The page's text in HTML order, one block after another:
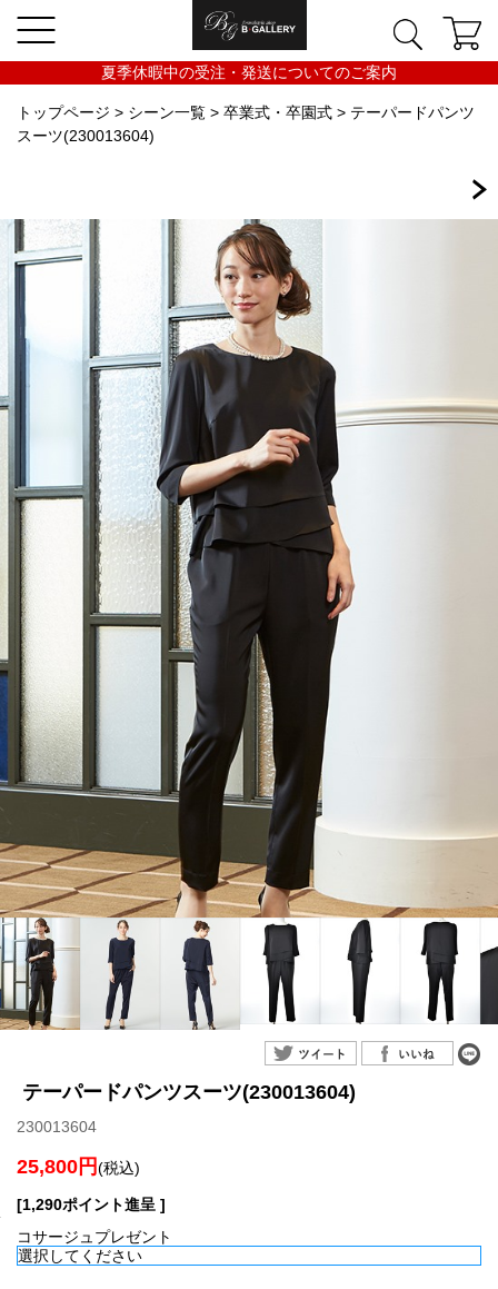
夏季休暇中の受注・発送についてのご案内
トップページ > シーン一覧 > 卒業式・卒園式 > テーパードパンツ
スーツ(230013604)
テーパードパンツスーツ(230013604)
230013604
25,800円(税込)
[1,290ポイント進呈 ]
コサージュプレゼント